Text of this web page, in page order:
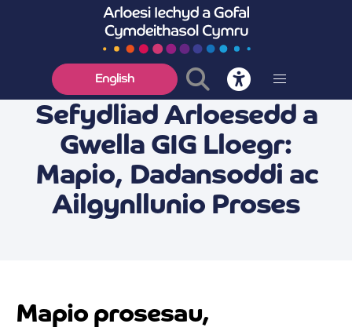
English
Sefydliad Arloesedd a
Gwella GIG Lloegr:
Mapio, Dadansoddi ac
Ailgynllunio Proses
Mapio prosesau,